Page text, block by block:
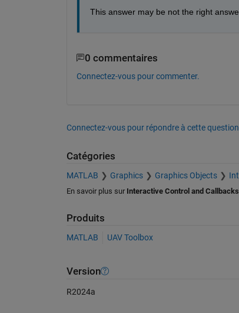
This answer may be not the right
0 commentaires
Connectez-vous pour commenter.
Connectez-vous pour répondre à cette
Catégories
MATLAB Graphics Graphics Objects
En savoir plus sur Interactive Control and Callbacks
Produits
MATLAB UAV Toolbox
Version
R2024a